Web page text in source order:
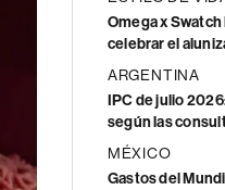
Omega x
celebrar el
ARGENTINA
IPC de julio
según las
MÉXICO
Gastos del